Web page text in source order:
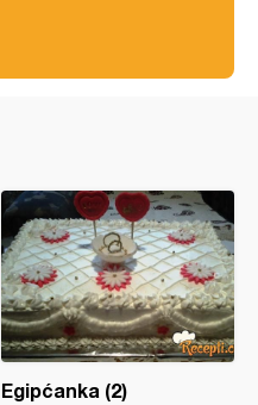
Egipćanka (2)